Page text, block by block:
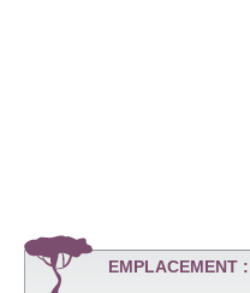
EMPLACEMENT :